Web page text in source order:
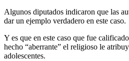
Algunos diputados indicaron que las
dar un ejemplo verdadero en este caso.
Y es que en este caso que fue
hecho “aberrante” el religioso le
adolescentes.